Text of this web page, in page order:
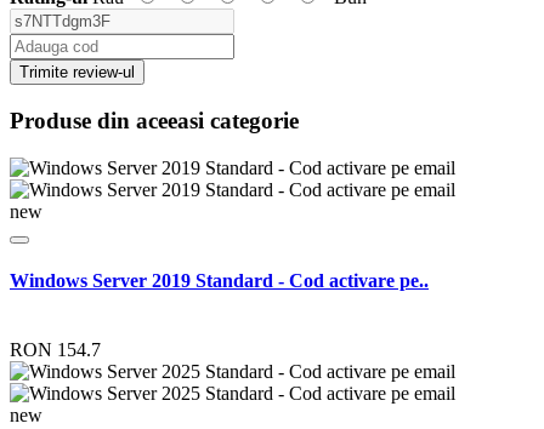
Trimite review-ul
Produse din aceeasi categorie
new
Windows Server 2019 Standard - Cod activare pe..
RON 154.7
new